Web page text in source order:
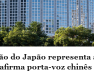
do Japão representa
porta-voz chinês